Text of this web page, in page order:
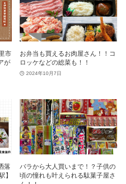
市
が
お弁当も買えるお肉屋さん！！コ
ロッケなどの総菜も！！
2024年10月7日
落
】
バラから大人買いまで！？子供の
頃の憧れも叶えられる駄菓子屋さ